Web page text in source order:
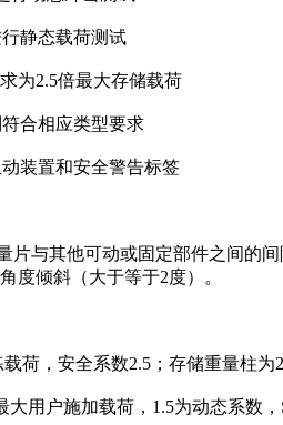
静态载荷测试
为2.5倍最大存储载荷
合相应类型要求
装置和安全警告标签
与其他可动或固定部件之间的
度倾斜（大于等于2度）。
，安全系数2.5；存储重量柱为
用户施加载荷，1.5为动态系数，